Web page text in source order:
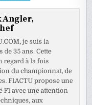
Angler,
je suis la
de 35 ans. Cette
regard à la fois
du championnat, de
F1ACTU propose une
F1 avec une attention
aux